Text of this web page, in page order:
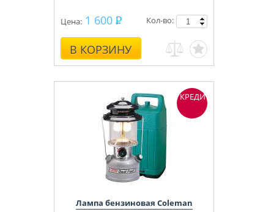
Цена: 1 600
В КОРЗИНУ
Кол-во:
Лампа бензиновая Coleman
КРЕДИТ